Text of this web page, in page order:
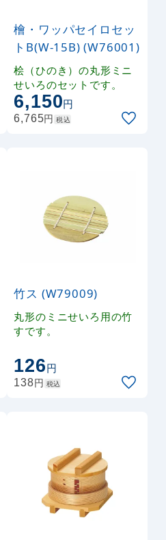
檜・ワッパセイロセッ
トB(W-15B) (W76001)
桧（ひのき）の丸形ミニ
せいろのセットです。
6,150円
6,765円 税込
竹ス (W79009)
丸形のミニせいろ用の竹
すです。
126円
138円 税込